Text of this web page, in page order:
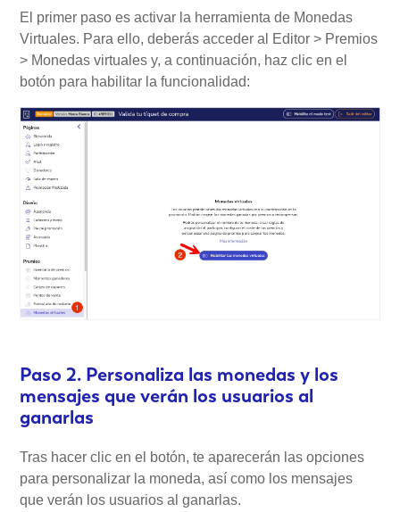
El primer paso es activar la herramienta de Monedas
Virtuales. Para ello, deberás acceder al Editor > Premios
> Monedas virtuales y, a continuación, haz clic en el
botón para habilitar la funcionalidad:
Paso 2. Personaliza las monedas y los
mensajes que verán los usuarios al
ganarlas
Tras hacer clic en el botón, te aparecerán las opciones
para personalizar la moneda, así como los mensajes
que verán los usuarios al ganarlas.